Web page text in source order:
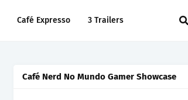
Café Expresso 3 Trailers
Café Nerd No Mundo Gamer Showcase